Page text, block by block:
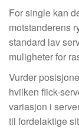
For single kan
motstanderens
standard lav
muligheter for
Vurder
hvilken flick-
variasjon i
til fordelaktige